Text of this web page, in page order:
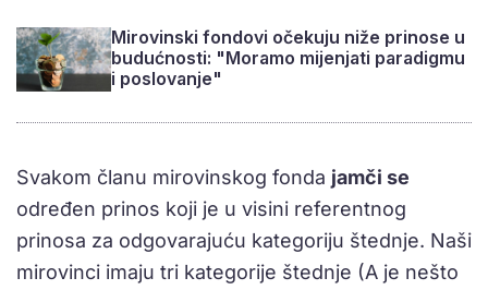
Mirovinski fondovi očekuju niže prinose u
budućnosti: "Moramo mijenjati paradigmu
i poslovanje"
Svakom članu mirovinskog fonda jamči se
određen prinos koji je u visini referentnog
prinosa za odgovarajuću kategoriju štednje. Naši
mirovinci imaju tri kategorije štednje (A je nešto